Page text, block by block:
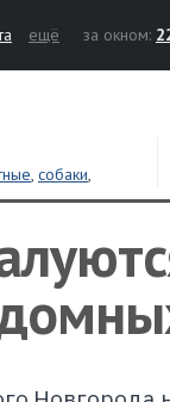
ещё за окном:
, собаки,
Новгород,